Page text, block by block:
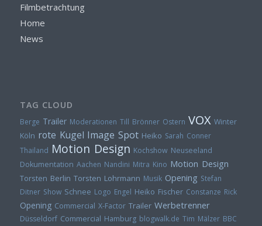
Filmbetrachtung
Home
News
TAG CLOUD
Berge Trailer Moderationen Till Brönner Ostern VOX Winter
Köln rote Kugel Image Spot Heiko Sarah Conner
Thailand Motion Design Kochshow Neuseeland
Dokumentation Aachen Nandini Mitra Kino Motion Design
Torsten Berlin Torsten Lohrmann Musik Opening Stefan
Ditner Show Schnee Logo Engel Heiko Fischer Constanze Rick
Opening Commercial X-Factor Trailer Werbetrenner
Düsseldorf Commercial Hamburg blogwalk.de Tim Mälzer BBC